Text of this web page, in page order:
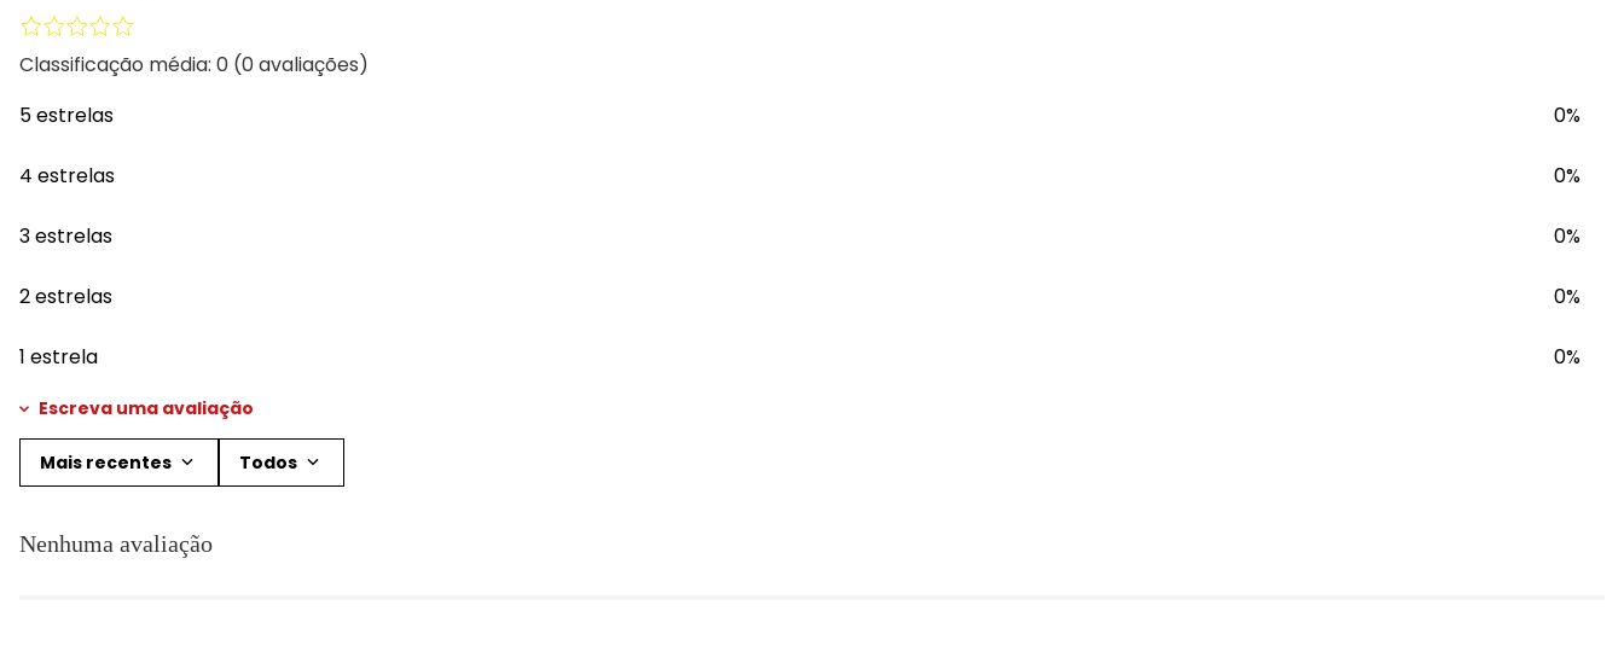
Classificação média: 0 (0 avaliações)
5 estrelas
0%
4 estrelas 0%
3 estrelas 0%
2 estrelas 0%
1 estrela 0%
Escreva uma avaliação
Título
Mais recentes Todos
Nenhuma avaliação